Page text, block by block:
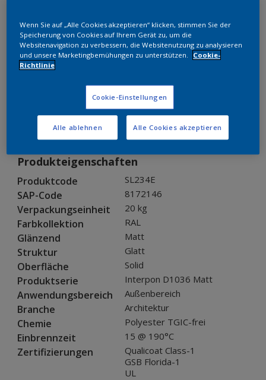
RAL 7034 HR
SL234E
Muster bestellen
Bestellen Sie direkt im Webshop
Produkteigenschaften
Produktcode SL234E
SAP-Code 8172146
Verpackungseinheit 20 kg
Farbkollektion RAL
Glänzend Matt
Struktur Glatt
Oberfläche Solid
Produktserie Interpon D1036 Matt
Anwendungsbereich Außenbereich
Branche Architektur
Chemie Polyester TGIC-frei
Einbrennzeit 15 @ 190°C
Zertifizierungen
Qualicoat Class-1
GSB Florida-1
UL
Wenn Sie auf „Alle Cookies akzeptieren“ klicken, stimmen Sie der
Speicherung von Cookies auf Ihrem Gerät zu, um die
Websitenavigation zu verbessern, die Websitenutzung zu analysieren
und unsere Marketingbemühungen zu unterstützen.
Cookie-
Richtlinie
Cookie-Einstellungen
Alle ablehnen Alle Cookies akzeptieren